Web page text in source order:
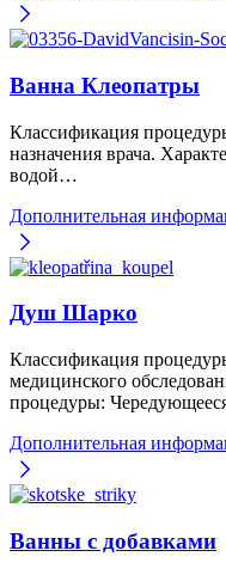
Ванна Клеопатры
Классификация
назначения врача.
водой…
Дополнительная
Душ Шарко
Классификация
медицинского
процедуры:
Дополнительная
Ванны с добавками